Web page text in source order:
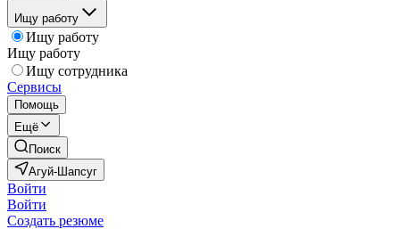
Ищу работу
Ищу работу
Ищу работу
Ищу сотрудника
Сервисы
Помощь
Ещё
Поиск
Агуй-Шапсуг
Войти
Войти
Создать резюме